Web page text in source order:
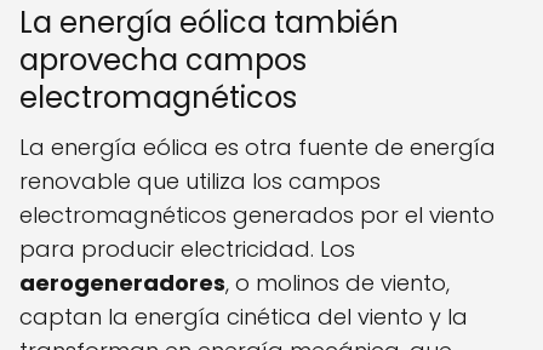
La energía eólica también
aprovecha campos
electromagnéticos
La energía eólica es otra fuente de energía
renovable que utiliza los campos
electromagnéticos generados por el viento
para producir electricidad. Los
aerogeneradores, o molinos de viento,
captan la energía cinética del viento y la